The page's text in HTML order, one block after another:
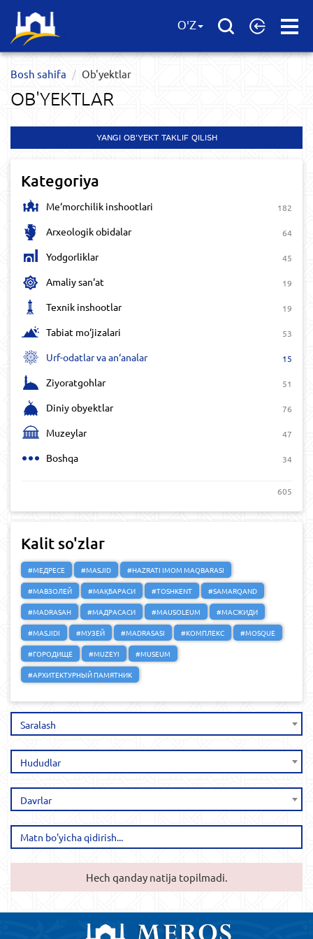
Open
O'Z
Bosh sahifa Ob'yektlar​
OB'YEKTLAR​
YANGI OB'YEKT TAKLIF QILISH
Kategoriya
Me‘morchilik inshootlari 182
Arxeologik obidalar 64
Yodgorliklar 45
Amaliy san‘at 19
Texnik inshootlar 19
Tabiat mo‘jizalari 53
Urf-odatlar va an‘analar 15
Ziyoratgohlar 51
Diniy obyektlar 76
Muzeylar 47
Boshqa 34
605
Kalit so'zlar
#МЕДРЕСЕ #MASJID
#HAZRATI IMOM MAQBARASI
#МАВЗОЛЕЙ
#МАҚБАРАСИ #TOSHKENT
#SAMARQAND
#MADRASAH
#МАДРАСАСИ #MAUSOLEUM
#МАСЖИДИ
#MASJIDI
#МУЗЕЙ #MADRASASI #КОМПЛЕКС
#MOSQUE
#ГОРОДИЩЕ
#MUZEYI
#MUSEUM
#АРХИТЕКТУРНЫЙ ПАМЯТНИК
Saralash
Hududlar
Davrlar
Hech qanday natija topilmadi.